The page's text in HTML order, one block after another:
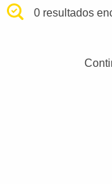
0 resultados